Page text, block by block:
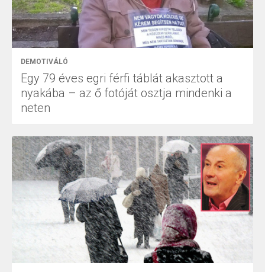
DEMOTIVÁLÓ
Egy 79 éves egri férfi táblát akasztott a
nyakába – az ő fotóját osztja mindenki a
neten